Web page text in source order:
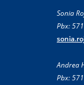
Sonia
Pbx:
Andrea
Pbx: